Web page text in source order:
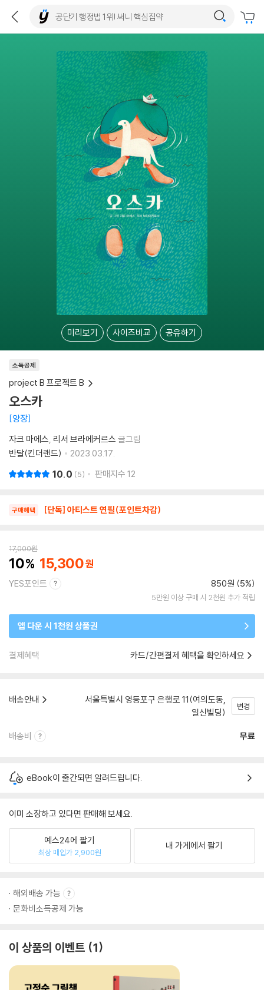
미리보기 사이즈비교 공유하기
소득공제
project B 프로젝트 B
오스카
양장
자크 마에스 리서 브라에커르스 글그림
반달(킨더랜드)
2023.03.17.
10.0 5 판매지수 12
구매혜택 [단독] 아티스트 연필(포인트차감)
17,000원
10 15,300
YES포인트 850원 (5%)
5만원 이상 구매 시 2천원 추가 적립
앱 다운 시 1천원 상품권
결제혜택 카드/간편결제 혜택을 확인하세요
배송안내
서울특별시 영등포구 은행로 11(여의도동,
일신빌딩)
변경
배송비 무료
eBook이 출간되면 알려드립니다.
이미 소장하고 있다면 판매해 보세요.
예스24에 팔기
최상 매입가 2,900원
내 가게에서 팔기
해외배송 가능
문화비소득공제 가능
이 상품의 이벤트 1